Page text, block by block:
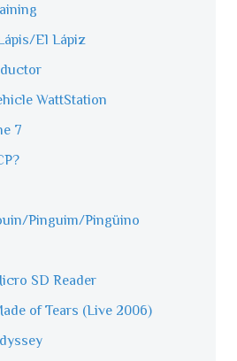
El Lápiz
WattStation
7
Pinguim/Pingüino
SD Reader
of Tears (Live 2006)